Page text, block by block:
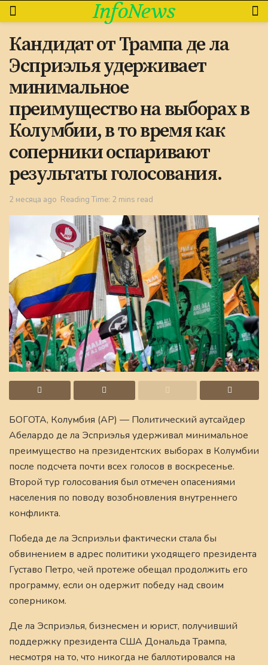
InfoNews
Кандидат от Трампа де ла
Эсприэлья удерживает
минимальное
преимущество на выборах в
Колумбии, в то время как
соперники оспаривают
результаты голосования.
2 месяца ago Reading Time: 2 mins read
БОГОТА, Колумбия (AP) — Политический аутсайдер
Абелардо де ла Эсприэлья удерживал минимальное
преимущество на президентских выборах в Колумбии
после подсчета почти всех голосов в воскресенье.
Второй тур голосования был отмечен опасениями
населения по поводу возобновления внутреннего
конфликта.
Победа де ла Эсприэльи фактически стала бы
обвинением в адрес политики уходящего президента
Густаво Петро, чей протеже обещал продолжить его
программу, если он одержит победу над своим
соперником.
Де ла Эсприэлья, бизнесмен и юрист, получивший
поддержку президента США Дональда Трампа,
несмотря на то, что никогда не баллотировался на